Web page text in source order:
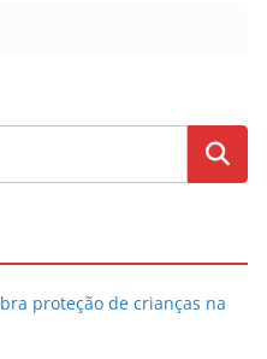
proteção de crianças na